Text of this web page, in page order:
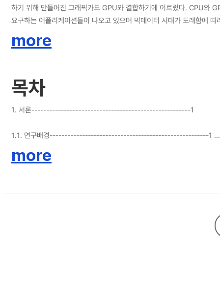
하기 위해 만들어진 그래픽카드 GPU와 결합하기에 이르렀다. CPU와
요구하는 어플리케이션들이 나오고 있으며 빅데이터 시대가 도래함에
하고 최적화를 시도하였다. CPU상에서는 성능 향상을 위해 기존의 병
방법을 시도하여 연구를 진행하였다. 이렇게 CPU와 GPU를 최적화
more
목차
1. 서론------------------------------------------------------1
1.1. 연구배경------------------------------------------------------1
1.2. 연구목표------------------------------------------------------3
2.1.
more